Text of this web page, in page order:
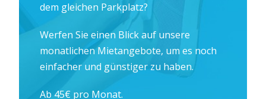
dem gleichen Parkplatz?
Werfen Sie einen Blick auf unsere
monatlichen Mietangebote, um es noch
einfacher und günstiger zu haben.
Ab 45€ pro Monat.